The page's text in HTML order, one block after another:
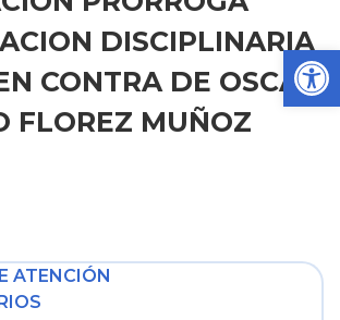
DISCIPLINARIA
CONTRA DE OSCAR
FLOREZ MUÑOZ
ATENCIÓN